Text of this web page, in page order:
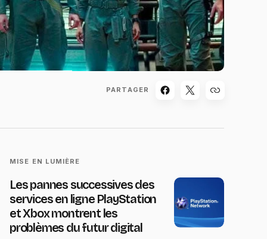
PARTAGER
MISE EN LUMIÈRE
Les pannes successives des
services en ligne PlayStation
et Xbox montrent les
problèmes du futur digital